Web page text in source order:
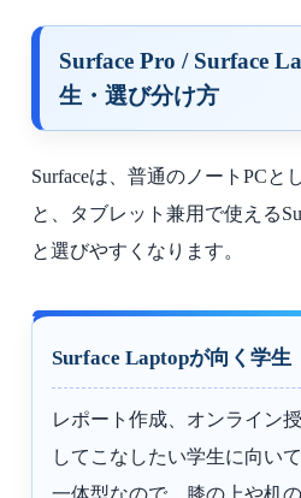
Surface Pro / Surface
生・選び分け方
Surfaceは、普通のノートPCと
と、タブレット兼用で使える
と選びやすくなります。
Surface Laptopが向く学生
レポート作成、オンライン
してこなしたい学生に向い